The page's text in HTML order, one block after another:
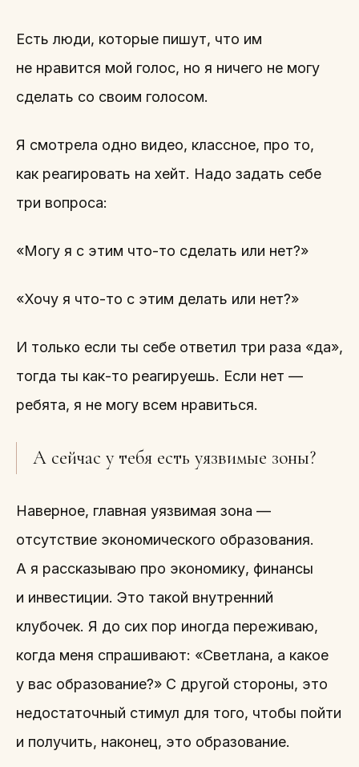
Есть люди, которые пишут, что им
не нравится мой голос, но я ничего не могу
сделать со своим голосом.
Я смотрела одно видео, классное, про то,
как реагировать на хейт. Надо задать себе
три вопроса:
«Могу я с этим что-то сделать или нет?»
«Хочу я что-то с этим делать или нет?»
И только если ты себе ответил три раза «да»,
тогда ты как-то реагируешь. Если нет —
ребята, я не могу всем нравиться.
А сейчас у тебя есть уязвимые зоны?
Наверное, главная уязвимая зона —
отсутствие экономического образования.
А я рассказываю про экономику, финансы
и инвестиции. Это такой внутренний
клубочек. Я до сих пор иногда переживаю,
когда меня спрашивают: «Светлана, а какое
у вас образование?» С другой стороны, это
недостаточный стимул для того, чтобы пойти
и получить, наконец, это образование.